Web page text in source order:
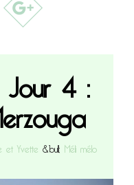
Jour 4 :
et Yvette &bull; Méli mélo